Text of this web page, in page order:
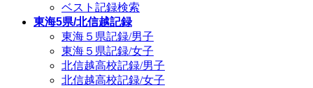
ベスト記録検索
東海5県/北信越記録
東海５県記録/男子
東海５県記録/女子
北信越高校記録/男子
北信越高校記録/女子